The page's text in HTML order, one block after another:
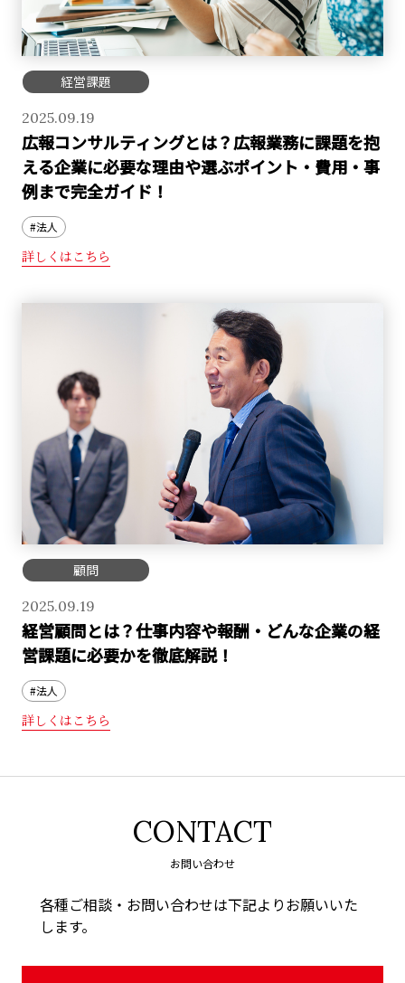
経営課題
2025.09.19
広報コンサルティングとは？広報業務に課題を抱
える企業に必要な理由や選ぶポイント・費用・事
例まで完全ガイド！
#法人
詳しくはこちら
顧問
2025.09.19
経営顧問とは？仕事内容や報酬・どんな企業の経
営課題に必要かを徹底解説！
#法人
詳しくはこちら
CONTACT
お問い合わせ
各種ご相談・お問い合わせは下記よりお願いいた
します。